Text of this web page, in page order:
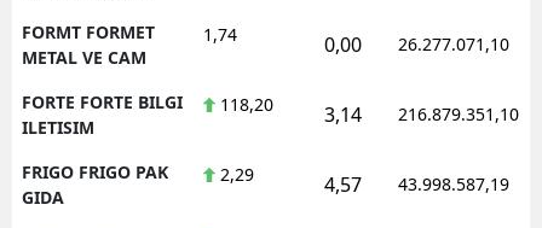
FORMT FORMET
METAL VE CAM
1,74 0,00 26.277.071,10
FORTE FORTE BILGI
ILETISIM
118,20 3,14 216.879.351,10
FRIGO FRIGO PAK
GIDA
2,29 4,57 43.998.587,19